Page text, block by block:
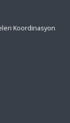
Koordinasyon